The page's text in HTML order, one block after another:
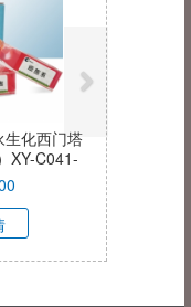
1细胞（永生化人视
色素上皮细胞株1）XY-
9500.00